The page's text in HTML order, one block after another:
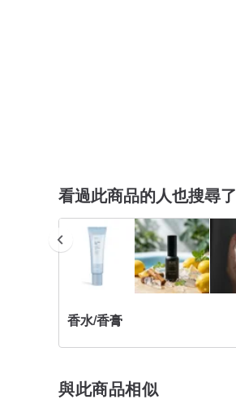
看過此商品的人也搜尋了
香水/香膏
與此商品相似